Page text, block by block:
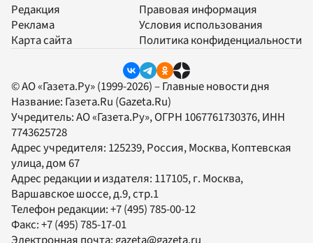
Редакция
Реклама
Карта сайта
Правовая информация
Условия использования
Политика конфиденциальности
© АО «Газета.Ру» (1999-2026) – Главные новости дня
Название: Газета.Ru (Gazeta.Ru)
Учредитель:АО «Газета.Ру», ОГРН 1067761730376, ИНН
7743625728
Адрес учредителя: 125239, Россия, Москва, Коптевская
улица, дом 67
Адрес редакции и издателя: 117105, г. Москва,
Варшавское шоссе, д.9, стр.1
Телефон редакции:+7 (495) 785-00-12
Факс:+7 (495) 785-17-01